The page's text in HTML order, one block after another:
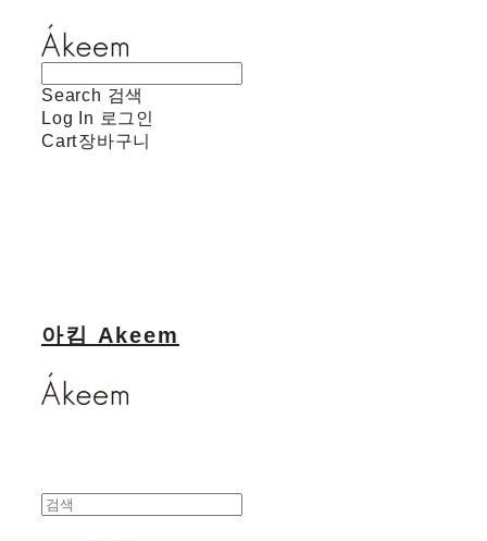
Search 검색
Log In 로그인
Cart장바구니
아킴 Akeem